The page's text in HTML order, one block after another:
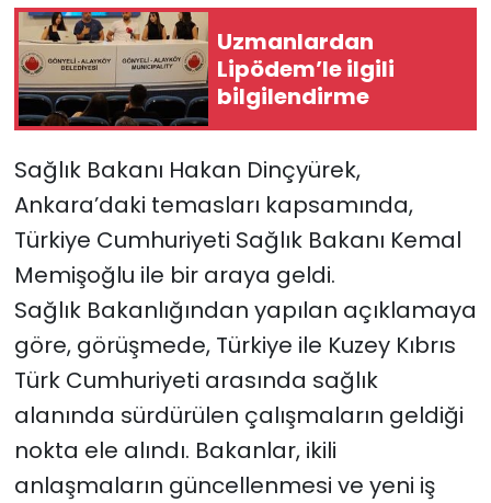
Uzmanlardan
Lipödem’le ilgili
bilgilendirme
Sağlık Bakanı Hakan Dinçyürek,
Ankara’daki temasları kapsamında,
Türkiye Cumhuriyeti Sağlık Bakanı Kemal
Memişoğlu ile bir araya geldi.
Sağlık Bakanlığından yapılan açıklamaya
göre, görüşmede, Türkiye ile Kuzey Kıbrıs
Türk Cumhuriyeti arasında sağlık
alanında sürdürülen çalışmaların geldiği
nokta ele alındı. Bakanlar, ikili
anlaşmaların güncellenmesi ve yeni iş
Otomobil Dünyası
Politika
SAĞLIK
Spor
Teknoloji
TÜRKiYE
Video Galeri
YAŞAM
Yazarlar